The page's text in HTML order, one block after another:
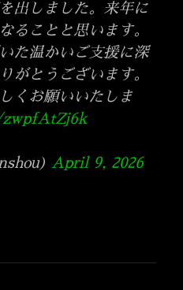
出しました。来年に
ることと思います。
た温かいご支援に深
がとうございます。
くお願いいたしま
April 9, 2026